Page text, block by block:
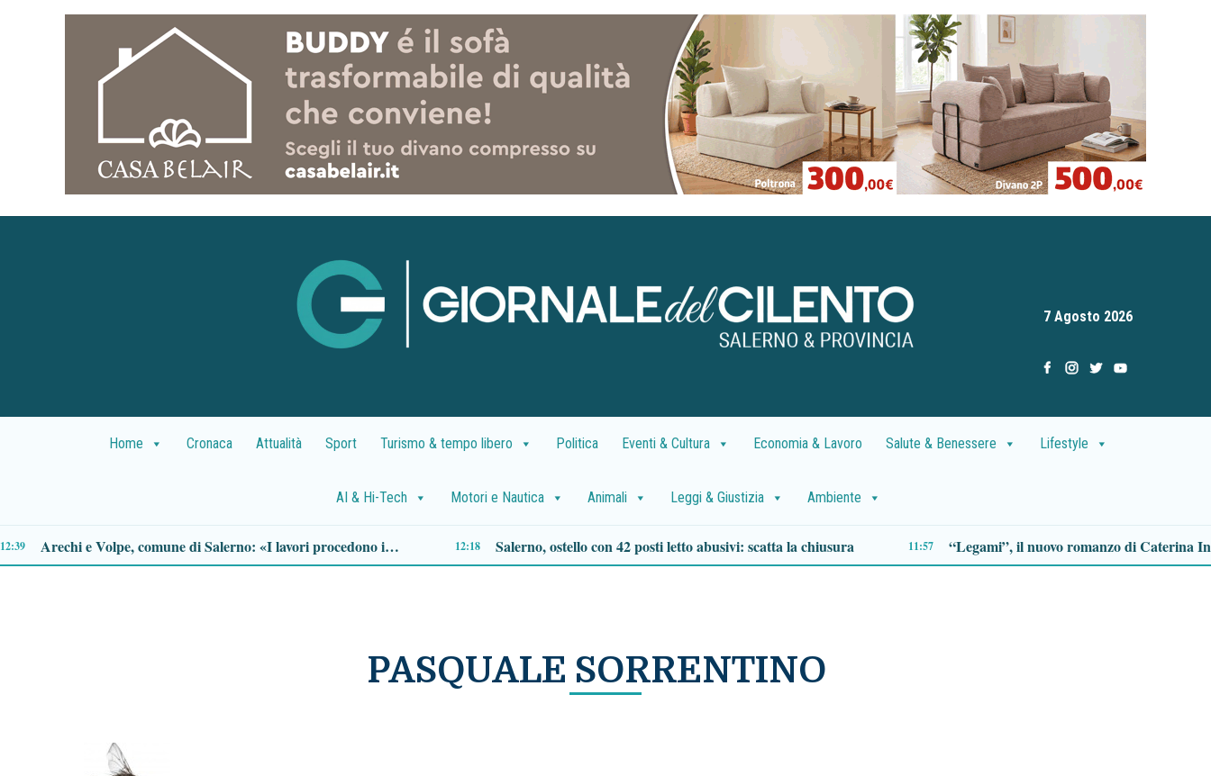
7 Agosto 2026
Home Cronaca Attualità Sport Turismo & tempo libero Politica Eventi & Cultura Economia & Lavoro Salute & Benessere Lifestyle
AI & Hi-Tech Motori e Nautica Animali Leggi & Giustizia Ambiente
Erp inutilizzati 09:51 Uomo trovato morto ad Angri, l’identificazione potrebbe richiedere mesi 09:40 Eboli, ferito con un coltello davanti casa: nessun nome fornito agli investigatori 09:27
PASQUALE SORRENTINO